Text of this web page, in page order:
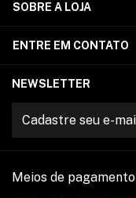
SOBRE A LOJA
ENTRE EM CONTATO
NEWSLETTER
Meios de pagamento